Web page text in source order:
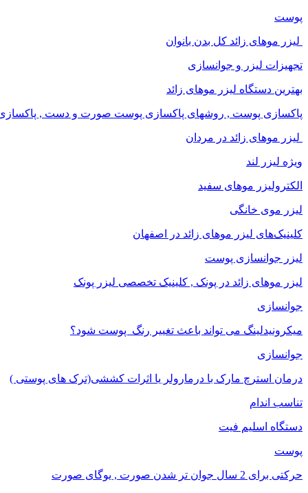
پوست
لیزر موهای زائد کل بدن بانوان
تجهیزات لیزر و جوانسازی
بهترین دستگاه لیزر موهای زائد
پاکسازی پوست , روشهای پاکسازی پوست صورت و دست , پاکسازی
لیزر موهای زائد در مردان
ویژه لیزر لند
الکترولیزر موهای سفید
لیزر موی خانگی
کلینیک‌های لیزر موهای زائد در اصفهان
لیزر جوانسازی پوست
لیزر موهای زائد در پونک , کلینیک تخصصی لیزر پونک
جوانسازی
میکرونیدلینگ می تواند باعث تغییر رنگ ‍ پوست شود؟
جوانسازی
درمان استرچ مارک با درمارولر یا اثرات کششی(ترک های پوستی )
تناسب اندام
دستگاه اسلیم فیت
پوست
حرکتی برای 2 سال جوان تر شدن صورت , یوگای صورت